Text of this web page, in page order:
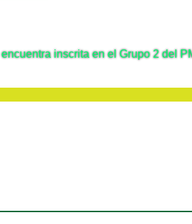
inscrita en el Grupo 2 del